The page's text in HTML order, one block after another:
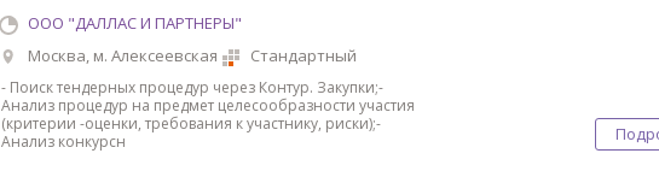
ООО "ДАЛЛАС И ПАРТНЕРЫ"
Москва, м. Алексеевская
Стандартный
- Поиск тендерных процедур через Контур. Закупки;-
Анализ процедур на предмет целесообразности участия
(критерии -оценки, требования к участнику, риски);-
Анализ конкурсн